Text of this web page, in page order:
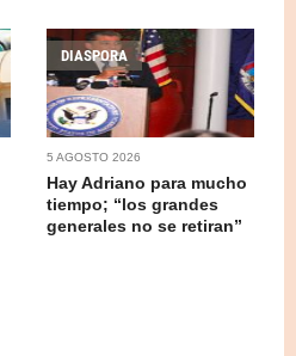
DIASPORA
5 AGOSTO 2026
Hay Adriano para mucho
tiempo; “los grandes
generales no se retiran”